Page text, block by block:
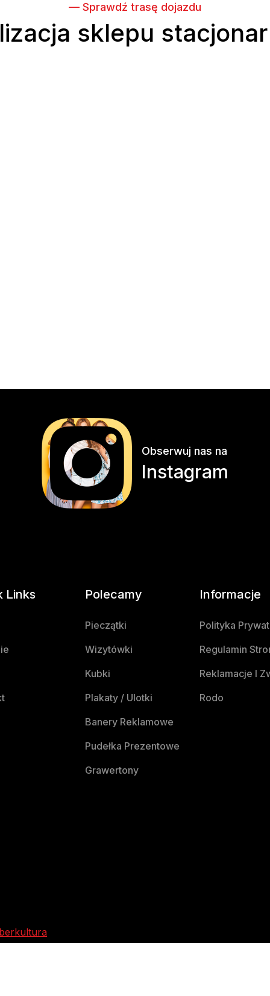
— Sprawdź trasę dojazdu
sklepu
Obserwuj nas na
Instagram
Links Polecamy
Pieczątki
Wizytówki
Kubki
Plakaty / Ulotki
Banery Reklamowe
Pudełka Prezentowe
Grawertony
Informacje
Polityka
Regulamin
Reklamacje I
Rodo